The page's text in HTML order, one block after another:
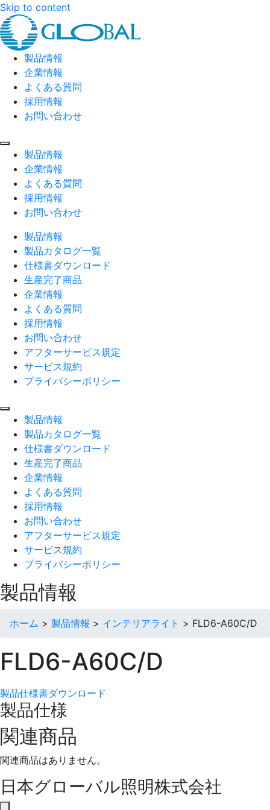
Skip to content
製品情報
企業情報
よくある質問
採用情報
お問い合わせ
製品情報
企業情報
よくある質問
採用情報
お問い合わせ
製品情報
製品カタログ一覧
仕様書ダウンロード
生産完了商品
企業情報
よくある質問
採用情報
お問い合わせ
アフターサービス規定
サービス規約
プライバシーポリシー
製品情報
製品カタログ一覧
仕様書ダウンロード
生産完了商品
企業情報
よくある質問
採用情報
お問い合わせ
アフターサービス規定
サービス規約
プライバシーポリシー
製品情報
ホーム > 製品情報 > インテリアライト > FLD6-A60C/D
FLD6-A60C/D
製品仕様書ダウンロード
製品仕様
関連商品
関連商品はありません。
日本グローバル照明株式会社